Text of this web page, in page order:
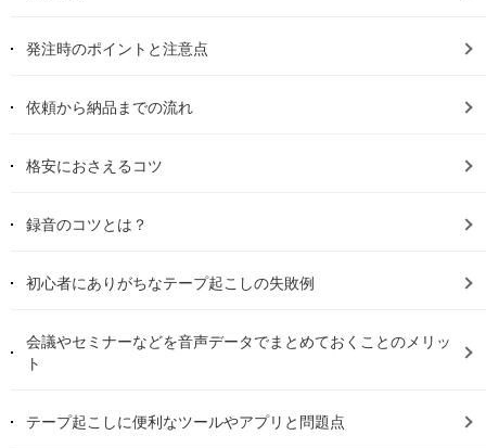
発注時のポイントと注意点
依頼から納品までの流れ
格安におさえるコツ
録音のコツとは？
初心者にありがちなテープ起こしの失敗例
会議やセミナーなどを音声データでまとめておくことのメリッ
ト
テープ起こしに便利なツールやアプリと問題点